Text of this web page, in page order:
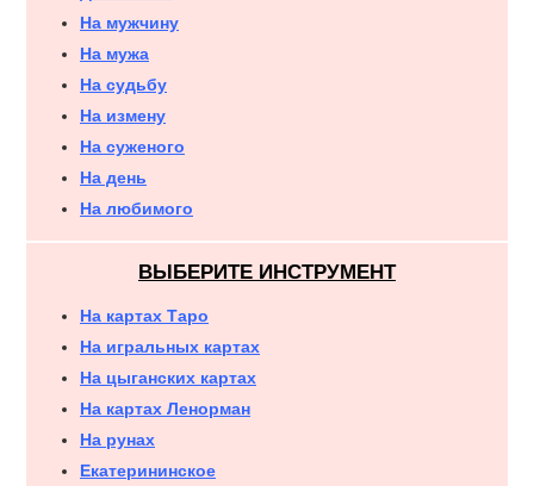
На мужчину
На мужа
На судьбу
На измену
На суженого
На день
На любимого
ВЫБЕРИТЕ ИНСТРУМЕНТ
На картах Таро
На игральных картах
На цыганских картах
На картах Ленорман
На рунах
Екатерининское